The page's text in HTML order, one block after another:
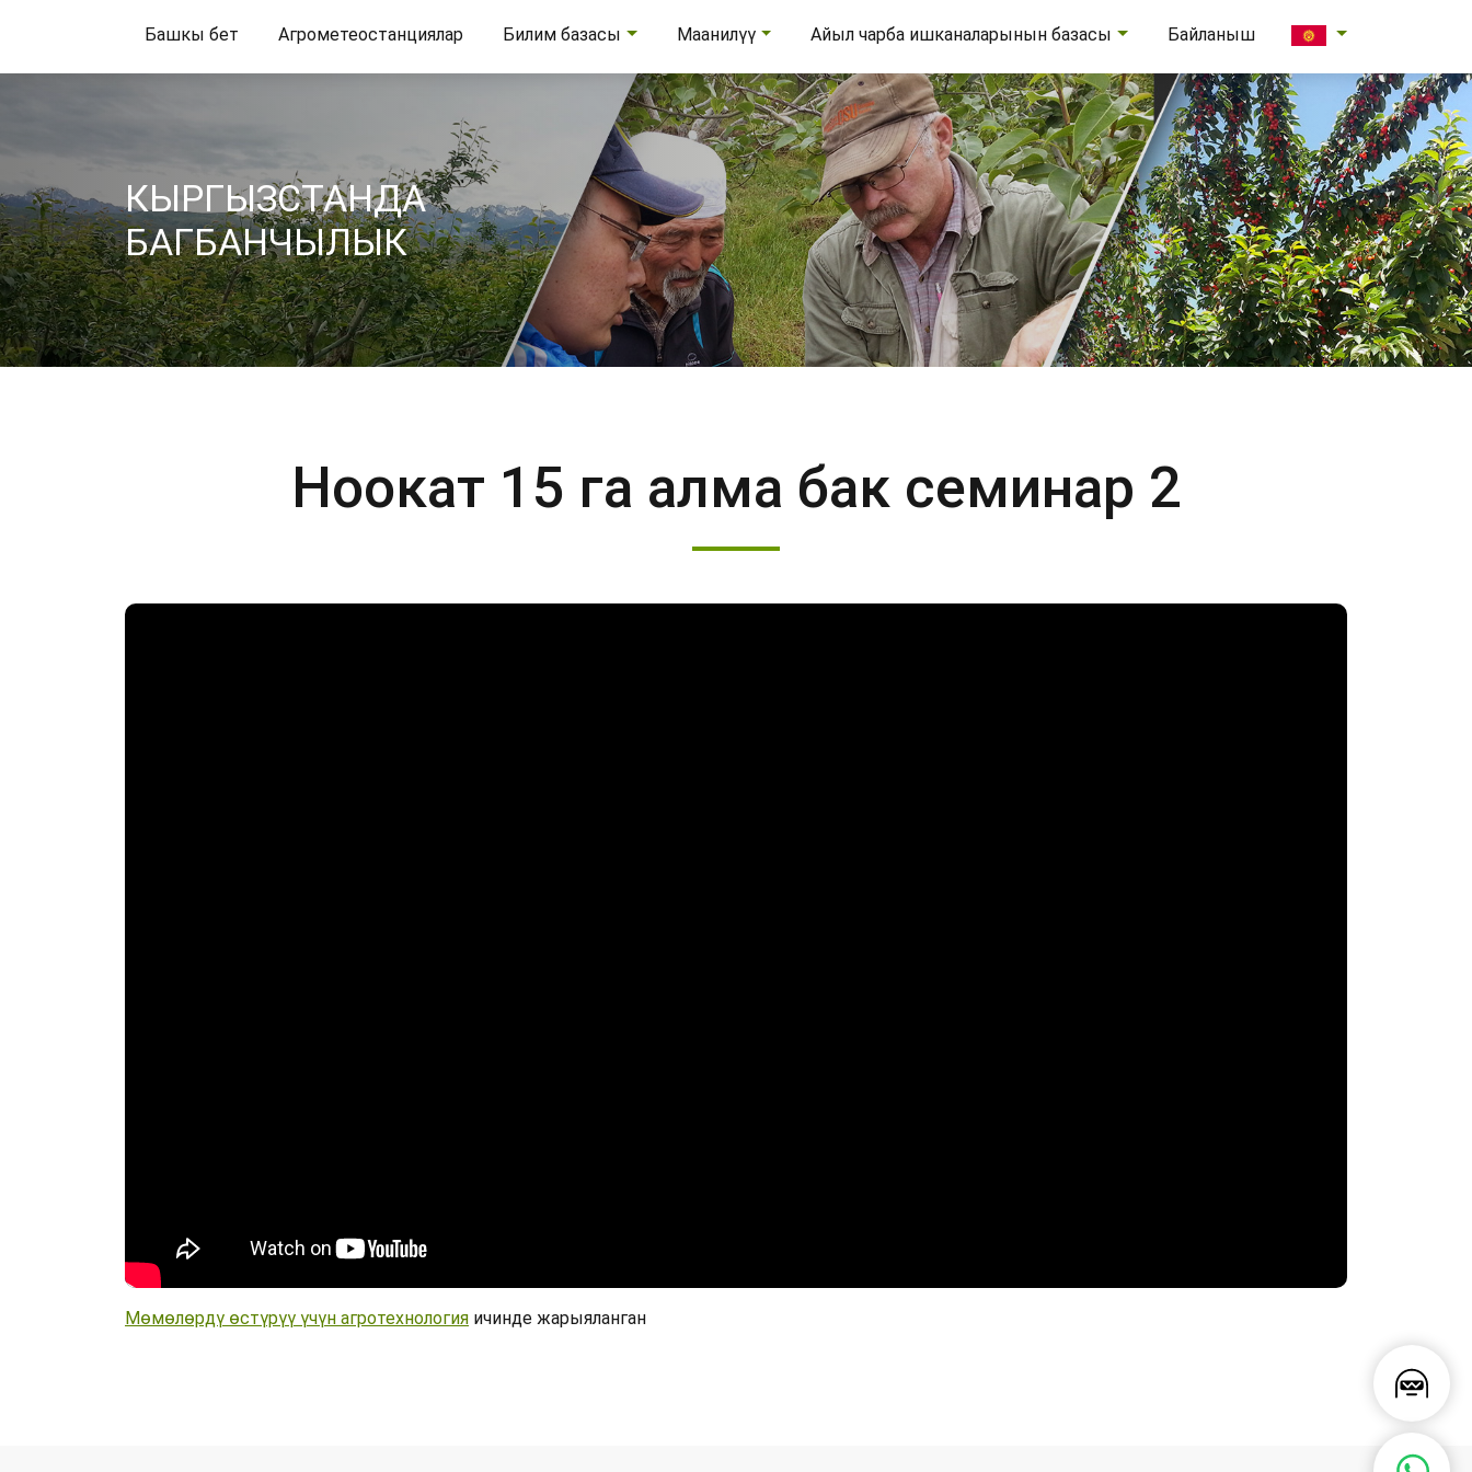
Башкы бет Агрометеостанциялар Билим базасы Маанилүү Айыл чарба ишканаларынын базасы Байланыш
КЫРГЫЗСТАНДА
БАГБАНЧЫЛЫК
Ноокат 15 га алма бак семинар 2
Мөмөлөрдү өстүрүү үчүн агротехнология ичинде жарыяланган